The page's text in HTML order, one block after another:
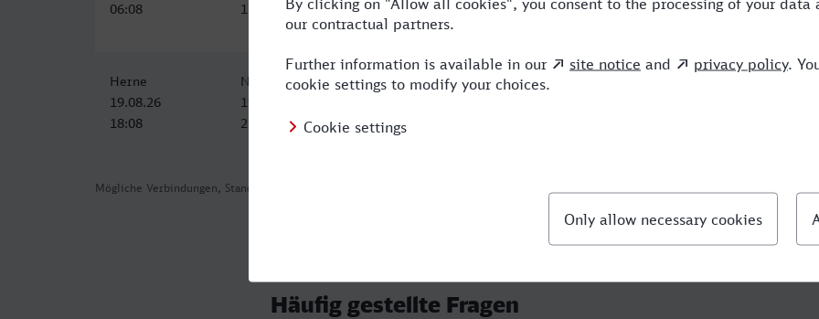
Mögliche Verbindungen, Stand: 2026-08-05 04:33
06:08
11:22
Herne
19.08.26
18:08
Neu-Ulm
19.08.26
23:27
5:19 2
Häufig gestellte Fragen